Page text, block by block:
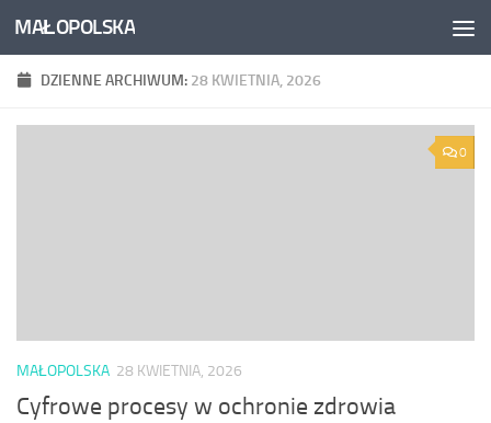
Skip to content
MAŁOPOLSKA
DZIENNE ARCHIWUM: 28 KWIETNIA, 2026
0
MAŁOPOLSKA 28 KWIETNIA, 2026
Cyfrowe procesy w ochronie zdrowia